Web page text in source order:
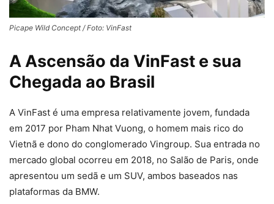
Picape Wild Concept / Foto: VinFast
A Ascensão da VinFast e sua
Chegada ao Brasil
A VinFast é uma empresa relativamente jovem, fundada
em 2017 por Pham Nhat Vuong, o homem mais rico do
Vietnã e dono do conglomerado Vingroup. Sua entrada no
mercado global ocorreu em 2018, no Salão de Paris, onde
apresentou um sedã e um SUV, ambos baseados nas
plataformas da BMW.